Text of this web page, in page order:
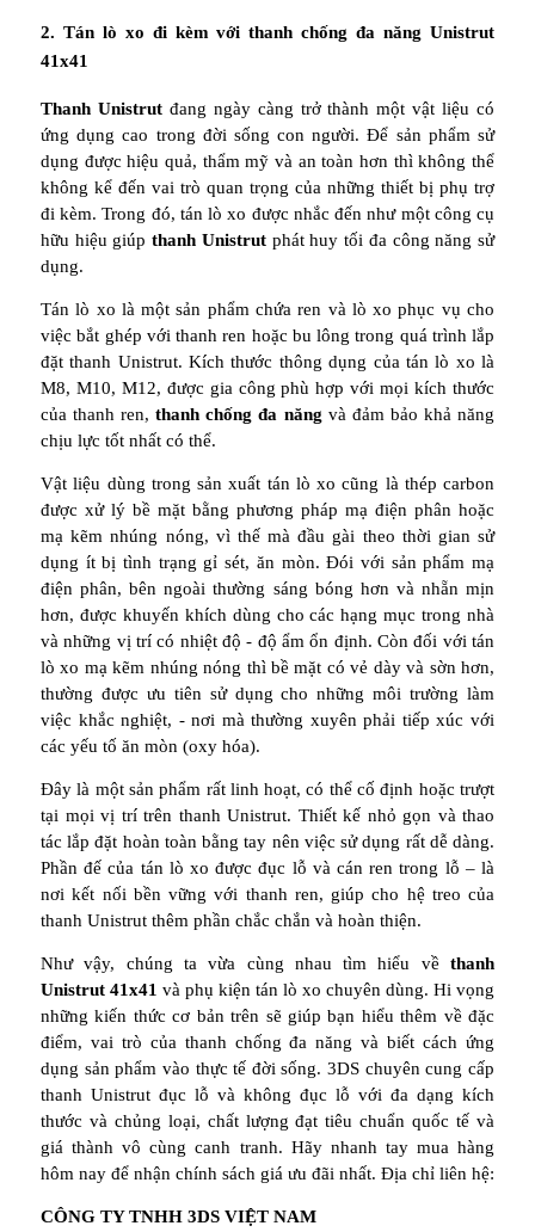
2. Tán lò xo đi kèm với thanh chống đa năng Unistrut
41x41
Thanh Unistrutđang ngày càng trở thành một vật liệu có
ứng dụng cao trong đời sống con người. Để sản phẩm sử
dụng được hiệu quả, thẩm mỹ và an toàn hơn thì không thể
không kể đến vai trò quan trọng của những thiết bị phụ trợ
đi kèm. Trong đó, tán lò xo được nhắc đến như một công cụ
hữu hiệu giúpthanh Unistrutphát huy tối đa công năng sử
dụng.
Tán lò xo là một sản phẩm chứa ren và lò xo phục vụ cho
việc bắt ghép với thanh ren hoặc bu lông trong quá trình lắp
đặt thanh Unistrut. Kích thước thông dụng của tán lò xo là
M8, M10, M12, được gia công phù hợp với mọi kích thước
của thanh ren,thanh chống đa năng và đảm bảo khả năng
chịu lực tốt nhất có thể.
Vật liệu dùng trong sản xuất tán lò xo cũng là thép carbon
được xử lý bề mặt bằng phương pháp mạ điện phân hoặc
mạ kẽm nhúng nóng, vì thế mà đầu gài theo thời gian sử
dụng ít bị tình trạng gỉ sét, ăn mòn. Đói với sản phẩm mạ
điện phân, bên ngoài thường sáng bóng hơn và nhẵn mịn
hơn, được khuyến khích dùng cho các hạng mục trong nhà
và những vị trí có nhiệt độ - độ ẩm ổn định. Còn đối với tán
lò xo mạ kẽm nhúng nóng thì bề mặt có vẻ dày và sờn hơn,
thường được ưu tiên sử dụng cho những môi trường làm
việc khắc nghiệt, - nơi mà thường xuyên phải tiếp xúc với
các yếu tố ăn mòn (oxy hóa).
Đây là một sản phẩm rất linh hoạt, có thể cố định hoặc trượt
tại mọi vị trí trên thanh Unistrut. Thiết kế nhỏ gọn và thao
tác lắp đặt hoàn toàn bằng tay nên việc sử dụng rất dễ dàng.
Phần đế của tán lò xo được đục lỗ và cán ren trong lỗ – là
nơi kết nối bền vững với thanh ren, giúp cho hệ treo của
thanh Unistrut thêm phần chắc chắn và hoàn thiện.
Như vậy, chúng ta vừa cùng nhau tìm hiểu về thanh
Unistrut 41x41 và phụ kiện tán lò xo chuyên dùng. Hi vọng
những kiến thức cơ bản trên sẽ giúp bạn hiểu thêm về đặc
điểm, vai trò của thanh chống đa năng và biết cách ứng
dụng sản phẩm vào thực tế đời sống. 3DS chuyên cung cấp
thanh Unistrut đục lỗ và không đục lỗ với đa dạng kích
thước và chủng loại, chất lượng đạt tiêu chuẩn quốc tế và
giá thành vô cùng canh tranh. Hãy nhanh tay mua hàng
hôm nay để nhận chính sách giá ưu đãi nhất. Địa chỉ liên hệ:
CÔNG TY TNHH 3DS VIỆT NAM